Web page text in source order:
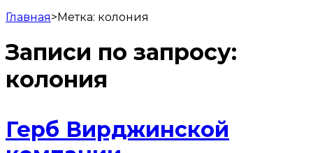
Главная>Метка: колония
Записи по запросу:
колония
Герб Вирджинской